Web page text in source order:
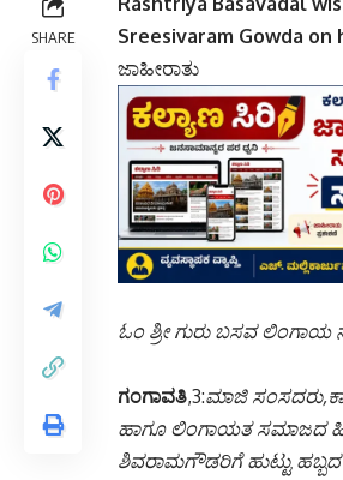
SHARE
Sreesivaram Gowda on
ಜಾಹೀರಾತು
ಓಂ ಶ್ರೀ ಗುರು ಬಸವ ಲಿಂಗಾಯ
ಗಂಗಾವತಿ,3:ಮಾಜಿ
ಹಾಗೂ ಲಿಂಗಾಯತ ಸಮಾಜದ
ಶಿವರಾಮಗೌಡರಿಗೆ ಹುಟ್ಟು